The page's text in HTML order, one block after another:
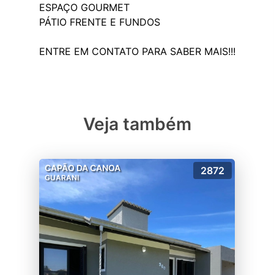
ESPAÇO GOURMET
PÁTIO FRENTE E FUNDOS
Veja também
CAPÃO DA CANOA
GUARANI
2872